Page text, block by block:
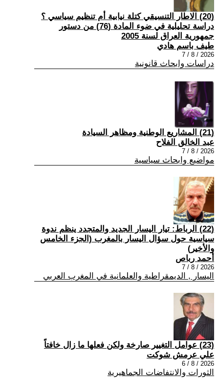
(20) الاطار التنسيقي كتلة نيابية أم تنظيم سياسي ؟
دراسة تحليلية في ضوء المادة (76) من دستور
جمهورية العراق لسنة 2005
طيف باسم هادي
2026 / 8 / 7
دراسات وابحاث قانونية
(21) المشاريع الوطنية ومظاهر السيادة
عبد الخالق الفلاح
2026 / 8 / 7
مواضيع وابحاث سياسية
(22) الرباط: تيار اليسار الجديد والمتجدد ينظم ندوة
سياسية حول سؤال اليسار بالمغرب (الجزء الخامس
والأخير)
أحمد رباص
2026 / 8 / 7
اليسار , الديمقراطية والعلمانية في المغرب العربي
(23) عوامل التغيير صارخة ولكن فعلها ما زال خافتاً
علي عرمش شوكت
2026 / 8 / 6
الثورات والانتفاضات الجماهيرية